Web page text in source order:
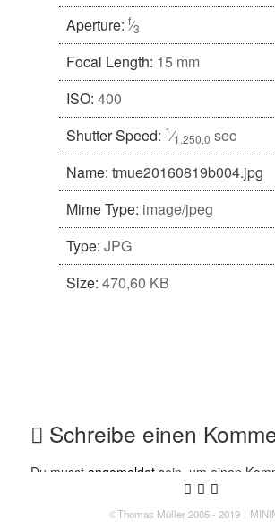
Aperture: f⁄3
Focal Length: 15 mm
ISO: 400
Shutter Speed: 1⁄1.250,0 sec
Name: tmue20160819b004.jpg
Mime Type: image/jpeg
Type: JPG
Size: 470,60 KB
Schreibe einen
Du musst angemeldetsein, um einen
©Thomas Müller 2005 - 2019
Follow us on
Like us on
Follow us